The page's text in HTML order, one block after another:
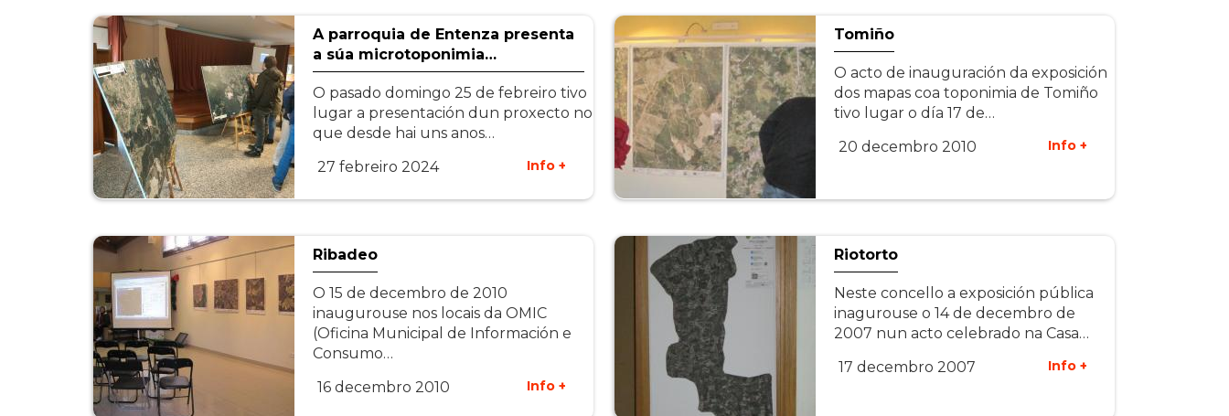
A parroquia de Entenza presenta
a súa microtoponimia…
O pasado domingo 25 de febreiro tivo
lugar a presentación dun proxecto no
que desde hai uns anos…
27 febreiro 2024
Info +
Tomiño
O acto de inauguración da exposición
dos mapas coa toponimia de Tomiño
tivo lugar o día 17 de…
20 decembro 2010
Info +
Ribadeo
O 15 de decembro de 2010
inaugurouse nos locais da OMIC
(Oficina Municipal de Información e
Consumo…
16 decembro 2010
Info +
Riotorto
Neste concello a exposición pública
inagurouse o 14 de decembro de
2007 nun acto celebrado na Casa…
17 decembro 2007
Info +